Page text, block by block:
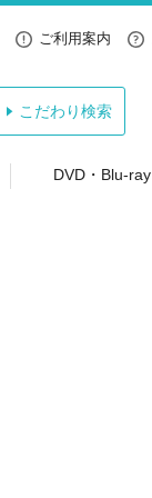
ご利用案内
こだわり検索
DVD・Blu-ray